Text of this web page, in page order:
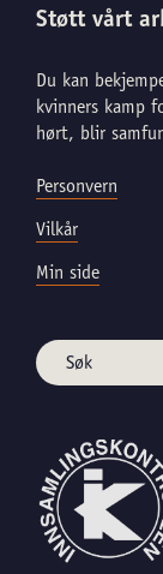
Støtt vårt
Du kan
kvinners kamp
hørt, blir
Personvern
Vilkår
Min side